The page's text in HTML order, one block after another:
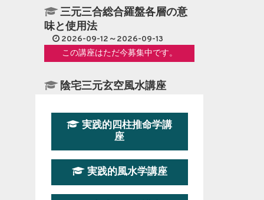
三元三合総合羅盤各層の意
味と使用法
2026-09-12～2026-09-13
この講座はただ今募集中です。
陰宅三元玄空風水講座
この講座はただ今募集中です。
学講座』
2026-08-22～2026-10-25
この講座はただ今募集中です。
実践的四柱推命学講
座
実践的風水学講座